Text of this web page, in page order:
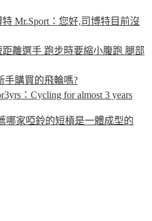
Mr.Sport ：您好,司博特目前沒
距離選手 跑步時要縮小腹跑 腿部
手購買的飛輪嗎?
：Cycling for almost 3 years
哪家啞鈴的短槓是一體成型的